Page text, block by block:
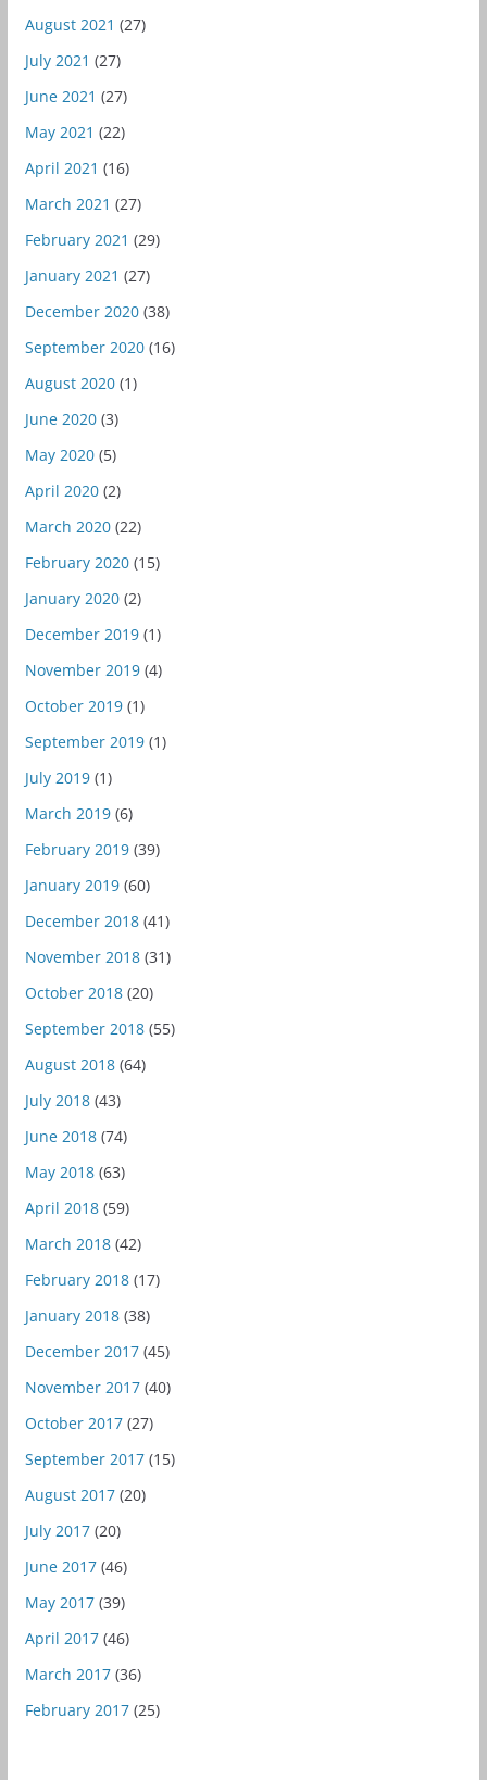
August 2021 (27)
July 2021 (27)
June 2021 (27)
May 2021 (22)
April 2021 (16)
March 2021 (27)
February 2021 (29)
January 2021 (27)
December 2020(38)
September 2020(16)
August 2020(1)
June 2020(3)
May 2020(5)
April 2020(2)
March 2020(22)
February 2020(15)
January 2020(2)
December 2019(1)
November 2019(4)
October 2019(1)
September 2019(1)
July 2019(1)
March 2019(6)
February 2019(39)
January 2019(60)
December 2018(41)
November 2018(31)
October 2018(20)
September 2018(55)
August 2018(64)
July 2018(43)
June 2018(74)
May 2018(63)
April 2018(59)
March 2018(42)
February 2018(17)
January 2018(38)
December 2017(45)
November 2017(40)
October 2017(27)
September 2017(15)
August 2017(20)
July 2017(20)
June 2017(46)
May 2017(39)
April 2017(46)
March 2017(36)
February 2017(25)